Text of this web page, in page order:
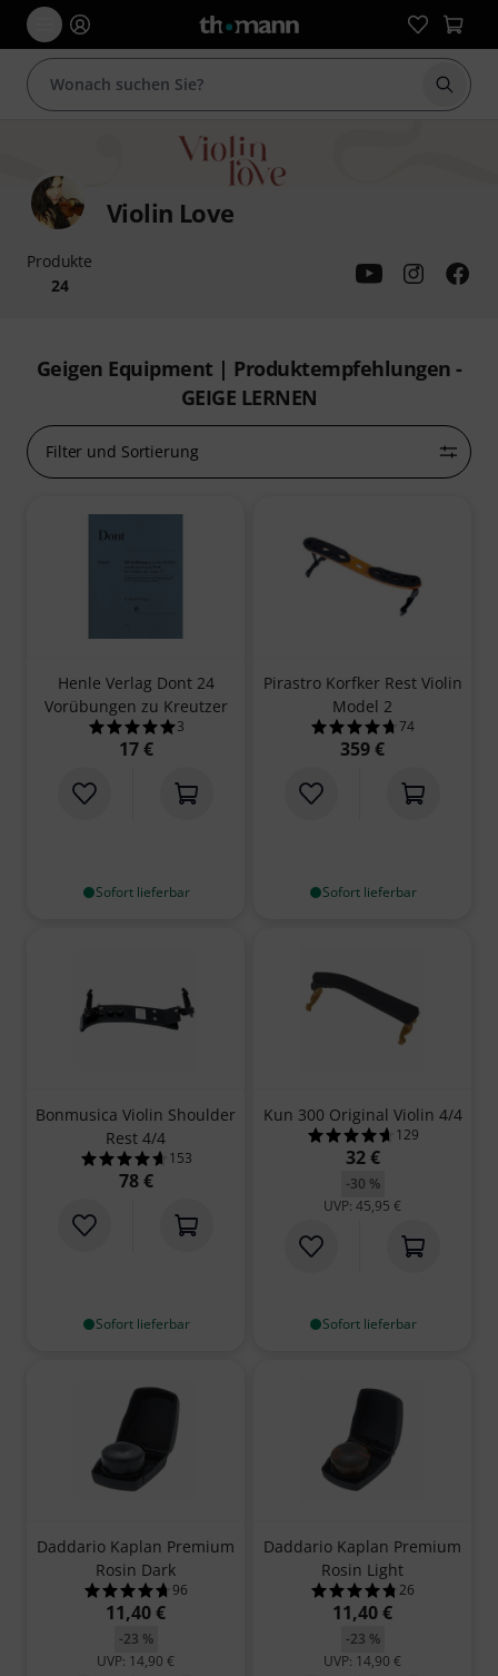
Suche
Violin Love
Produkte
24
Geigen Equipment | Produktempfehlungen -
GEIGE LERNEN
Filter und Sortierung
Henle Verlag Dont 24
Vorübungen zu Kreutzer
5.0 von 5 Sternen aus 3 Kundenbewertungen
3
17 €
Sofort lieferbar
Pirastro Korfker Rest Violin
Model 2
4.7 von 5
74
359 €
Sofort lieferbar
Bonmusica Violin Shoulder
Rest 4/4
4.7 von 5 Sternen aus 153 Kundenbewertungen
153
78 €
Sofort lieferbar
Kun 300 Original Violin 4/4
4.6 von 5
129
32 €
-30 %
UVP: 45,95 €
Sofort lieferbar
Daddario Kaplan Premium
Rosin Dark
4.7 von 5 Sternen aus 96 Kundenbewertungen
96
11,40 €
-23 %
UVP: 14,90 €
Daddario Kaplan Premium
Rosin Light
4.8 von 5
26
11,40 €
-23 %
UVP: 14,90 €